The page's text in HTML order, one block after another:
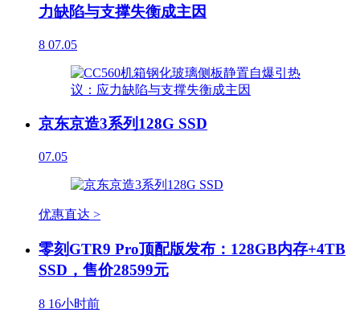
力缺陷与支撑失衡成主因
8 07.05
京东京造3系列128G SSD
07.05
优惠直达 >
零刻GTR9 Pro顶配版发布：128GB内存+4TB
SSD，售价28599元
8 16小时前